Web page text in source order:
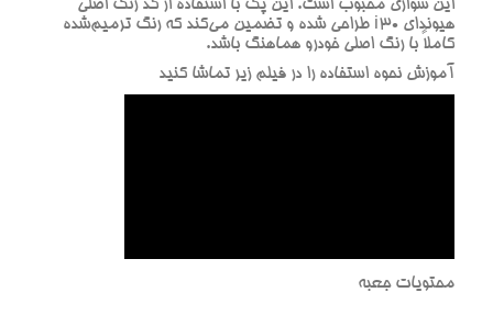
اين سواري محبوب است. اين پک با استفاده از کد رنگ اصلي
هيونداي i30 طراحي شده و تضمين مي‌کند که رنگ ترميم‌شده
کاملاً با رنگ اصلي خودرو هماهنگ باشد.
آموزش نحوه استفاده را در فيلم زير تماشا کنيد
محتويات جعبه